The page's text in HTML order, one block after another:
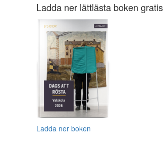
Ladda ner lättlästa boken gratis
Ladda ner boken